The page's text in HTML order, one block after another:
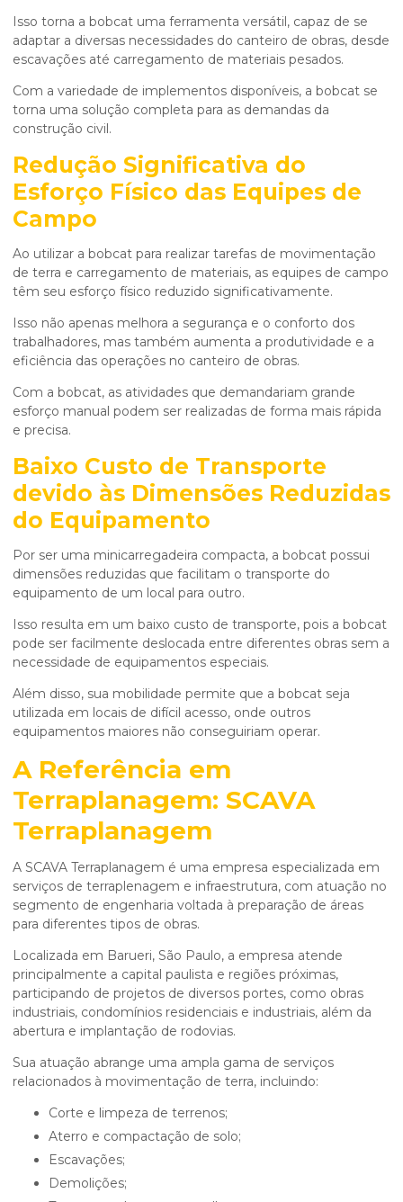
Isso torna a bobcat uma ferramenta versátil, capaz de se
adaptar a diversas necessidades do canteiro de obras, desde
escavações até carregamento de materiais pesados.
Com a variedade de implementos disponíveis, a bobcat se
torna uma solução completa para as demandas da
construção civil.
Redução Significativa do
Esforço Físico das Equipes de
Campo
Ao utilizar a bobcat para realizar tarefas de movimentação
de terra e carregamento de materiais, as equipes de campo
têm seu esforço físico reduzido significativamente.
Isso não apenas melhora a segurança e o conforto dos
trabalhadores, mas também aumenta a produtividade e a
eficiência das operações no canteiro de obras.
Com a bobcat, as atividades que demandariam grande
esforço manual podem ser realizadas de forma mais rápida
e precisa.
Baixo Custo de Transporte
devido às Dimensões Reduzidas
do Equipamento
Por ser uma minicarregadeira compacta, a bobcat possui
dimensões reduzidas que facilitam o transporte do
equipamento de um local para outro.
Isso resulta em um baixo custo de transporte, pois a bobcat
pode ser facilmente deslocada entre diferentes obras sem a
necessidade de equipamentos especiais.
Além disso, sua mobilidade permite que a bobcat seja
utilizada em locais de difícil acesso, onde outros
equipamentos maiores não conseguiriam operar.
A Referência em
Terraplanagem: SCAVA
Terraplanagem
A SCAVA Terraplanagem é uma empresa especializada em
serviços de terraplenagem e infraestrutura, com atuação no
segmento de engenharia voltada à preparação de áreas
para diferentes tipos de obras.
Localizada em Barueri, São Paulo, a empresa atende
principalmente a capital paulista e regiões próximas,
participando de projetos de diversos portes, como obras
industriais, condomínios residenciais e industriais, além da
abertura e implantação de rodovias.
Sua atuação abrange uma ampla gama de serviços
relacionados à movimentação de terra, incluindo:
corte e limpeza de terrenos;
aterro e compactação de solo;
escavações;
demolições;